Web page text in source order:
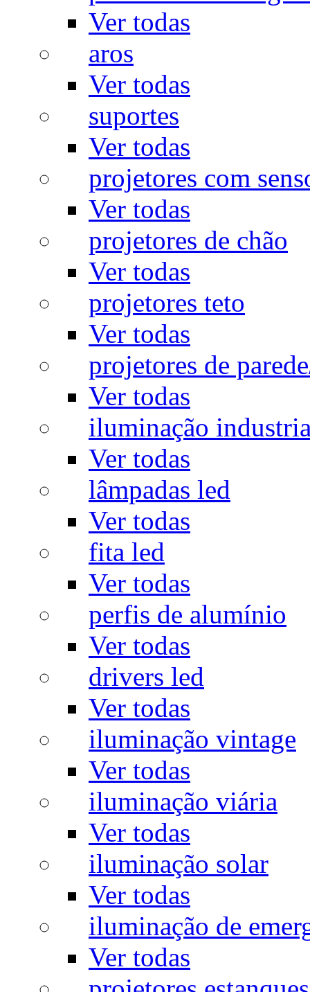
Ver todas
aros
Ver todas
suportes
Ver todas
projetores com
Ver todas
projetores de chão
Ver todas
projetores teto
Ver todas
projetores de
Ver todas
iluminação
Ver todas
lâmpadas led
Ver todas
fita led
Ver todas
perfis de alumínio
Ver todas
drivers led
Ver todas
iluminação vintage
Ver todas
iluminação viária
Ver todas
iluminação solar
Ver todas
iluminação de
Ver todas